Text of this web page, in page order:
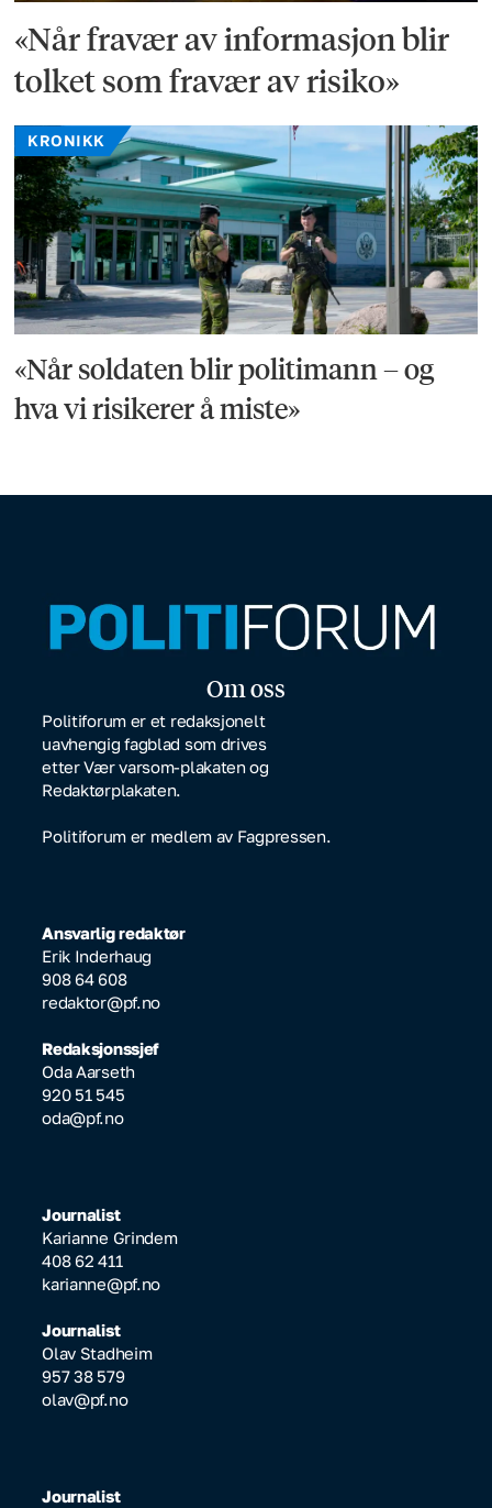
«Når fravær av informasjon blir
tolket som fravær av risiko»
KRONIKK
«Når soldaten blir politimann – og
hva vi risikerer å miste»
Om oss
Politiforum er et redaksjonelt
uavhengig fagblad som drives
etter Vær varsom-plakaten og
Redaktørplakaten.
Politiforum er medlem av Fagpressen.
Ansvarlig redaktør
Erik Inderhaug
908 64 608
redaktor@pf.no
Redaksjonssjef
Oda Aarseth
920 51 545
oda@pf.no
Journalist
Karianne Grindem
408 62 411
karianne@pf.no
Journalist
Olav Stadheim
957 38 579
olav@pf.no
Journalist